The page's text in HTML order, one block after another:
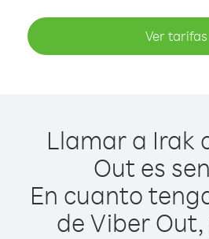
Ver tarifas
Llamar a Irak
Out es
En cuanto
de Viber